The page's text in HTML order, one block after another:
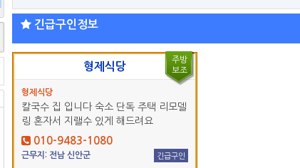
긴급구인정보
형제식당
형제식당
칼국수 집 입니다 숙소 단독 주택 리모델
링 혼자서 지랠수 있게 해드려요
010-9483-1080
근무지: 전남 신안군 긴급구인
주방
보조